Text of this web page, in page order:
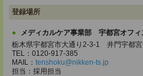
登録場所
メディカルケア事業部 宇都宮オフィ
栃木県宇都宮市大通り2-3-1 井門宇都
TEL：0120-917-385
MAIL： tenshoku@nikken-ts.jp
担当：採用担当